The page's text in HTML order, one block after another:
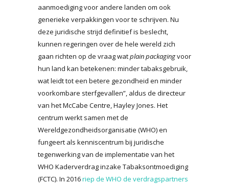
aanmoediging voor andere landen om ook
generieke verpakkingen voor te schrijven. Nu
deze juridische strijd definitief is beslecht,
kunnen regeringen over de hele wereld zich
gaan richten op de vraag watplain packagingvoor
hun land kan betekenen: minder tabaksgebruik,
wat leidt tot een betere gezondheid en minder
voorkombare sterfgevallen”, aldus de directeur
van het McCabe Centre, Hayley Jones. Het
centrum werkt samen met de
Wereldgezondheidsorganisatie (WHO) en
fungeert als kenniscentrum bij juridische
tegenwerking van de implementatie van het
WHO Kaderverdrag inzake Tabaksontmoediging
(FCTC). In 2016riep de WHO de verdragspartners